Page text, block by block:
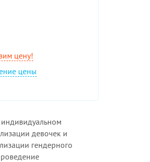
цену!
цены
девочек и
гендерного